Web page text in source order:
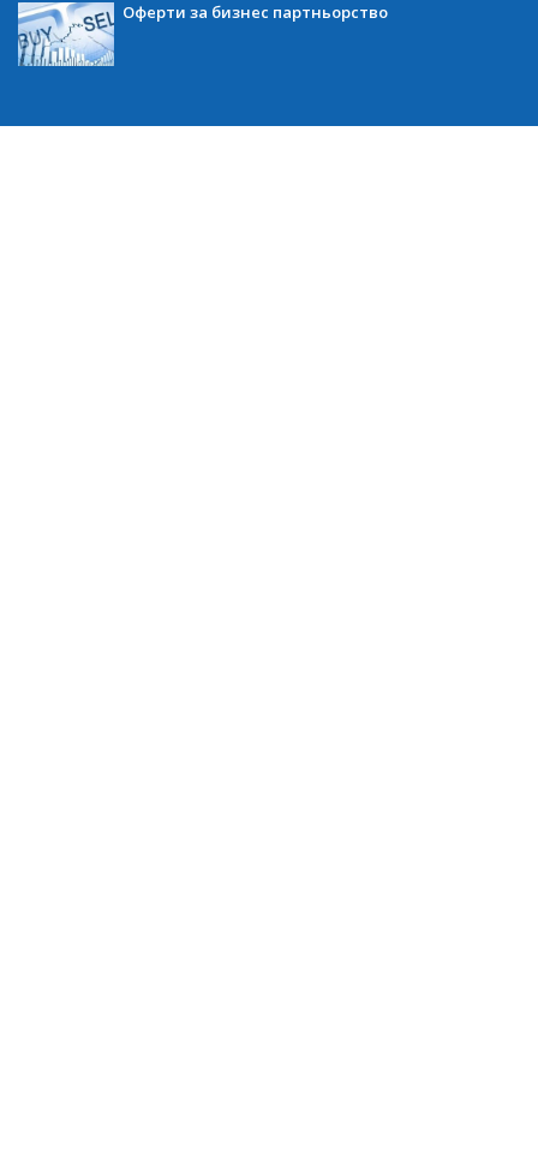
Оферти за бизнес партньорство